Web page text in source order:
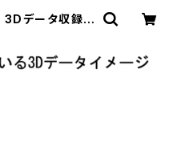
3Dデータ収録U